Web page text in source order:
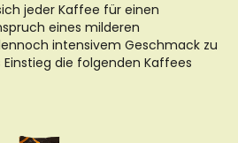
jeder Kaffee für einen
eines milderen
intensivem Geschmack zu
die folgenden Kaffees